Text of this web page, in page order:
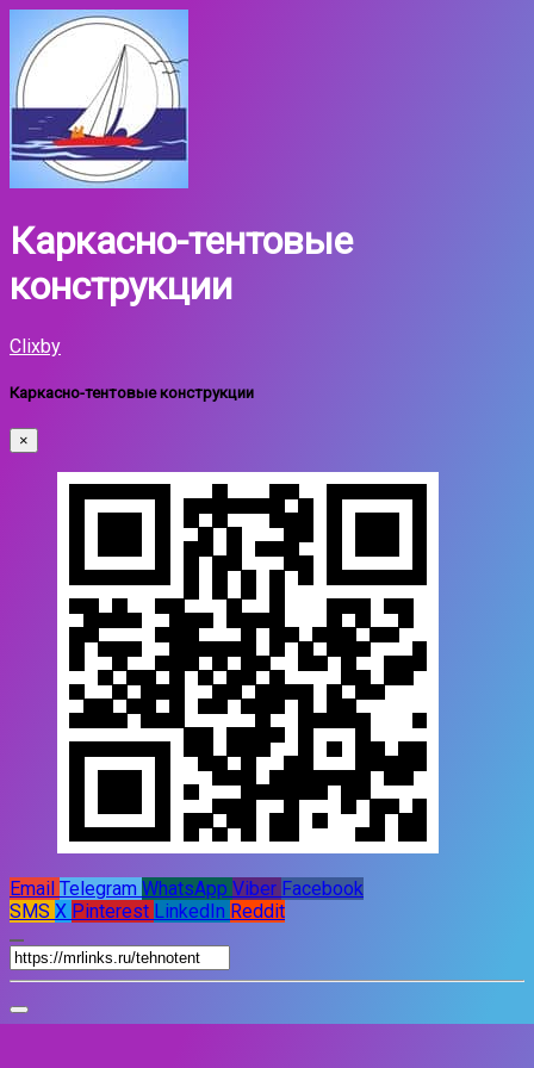
Каркасно-тентовые
конструкции
Clixby
Каркасно-тентовые конструкции
×
Email Telegram WhatsApp Viber Facebook
SMS X Pinterest LinkedIn Reddit